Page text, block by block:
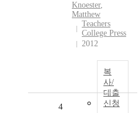
Knoester,
Matthew
Teachers
College Press
2012
복
사/
대출
신청
4